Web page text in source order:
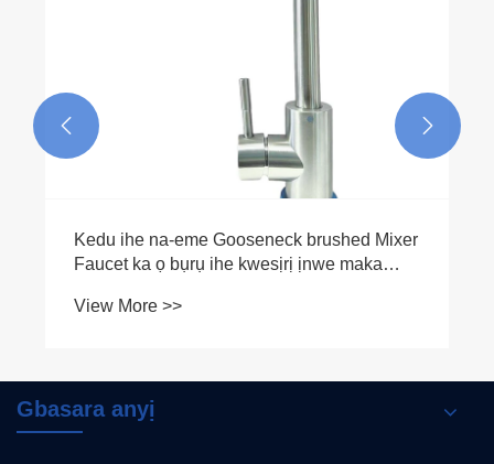
Kedu ihe na-eme Gooseneck brushed Mixer
Faucet ka ọ bụrụ ihe kwesịrị ịnwe maka
View More >>
 
Gbasara anyị